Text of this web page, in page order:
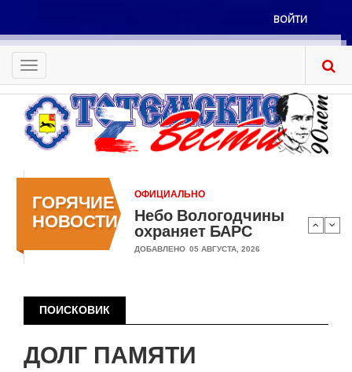
основному
содержанию
Меню
учётной
записи
пользователя
ВОЙТИ
Toggle
navigation
ГОРЯЧИЕ
НОВОСТИ
ОФИЦИАЛЬНО
Небо Вологодчины
охраняет БАРС
ДОБАВЛЕНО 05 АВГУСТА, 2026
ПОИСКОВИК
ДОЛГ ПАМЯТИ